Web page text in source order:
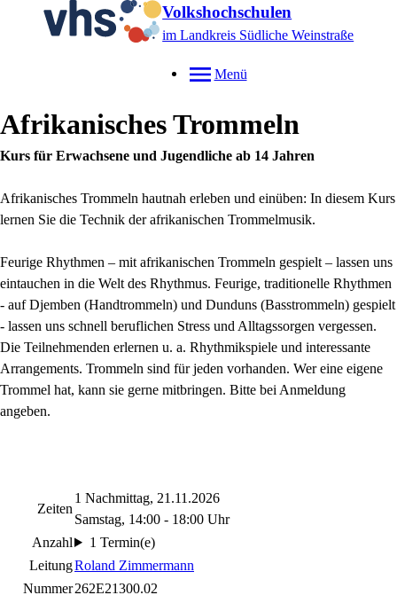
Volkshochschulen
im Landkreis Südliche Weinstraße
Menü
Afrikanisches Trommeln
Kurs für Erwachsene und Jugendliche ab 14 Jahren
Afrikanisches Trommeln hautnah erleben und einüben: In diesem Kurs
lernen Sie die Technik der afrikanischen Trommelmusik.
Feurige Rhythmen – mit afrikanischen Trommeln gespielt – lassen uns
eintauchen in die Welt des Rhythmus. Feurige, traditionelle Rhythmen
- auf Djemben (Handtrommeln) und Dunduns (Basstrommeln) gespielt
- lassen uns schnell beruflichen Stress und Alltagssorgen vergessen.
Die Teilnehmenden erlernen u. a. Rhythmikspiele und interessante
Arrangements. Trommeln sind für jeden vorhanden. Wer eine eigene
Trommel hat, kann sie gerne mitbringen. Bitte bei Anmeldung
angeben.
Zeiten
1 Nachmittag, 21.11.2026
Samstag, 14:00 - 18:00 Uhr
Anzahl
1 Termin(e)
LeitungRoland Zimmermann
Nummer262E21300.02